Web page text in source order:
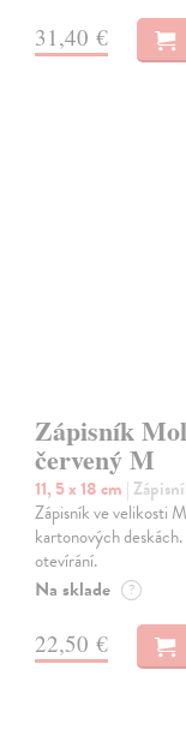
31,40 €
Zápisník
červený M
11, 5 x 18 cm |
Zápisník ve velikosti
kartonových
otevírání.
Na sklade ?
22,50 €